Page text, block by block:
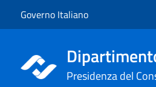
Governo Italiano
Presidenza del